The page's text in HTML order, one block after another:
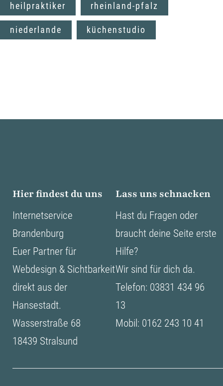
heilpraktiker rheinland-pfalz
niederlande küchenstudio
Hier findest du uns
Internetservice
Brandenburg
Euer Partner für
Webdesign & Sichtbarkeit
direkt aus der
Hansestadt.
Wasserstraße 68
18439 Stralsund
Lass uns schnacken
Hast du Fragen oder
braucht deine Seite erste
Hilfe?
Wir sind für dich da.
Telefon: 03831 434 96
13
Mobil: 0162 243 10 41